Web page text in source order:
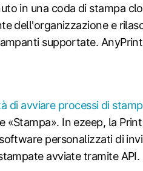
in una coda di stampa
dell'organizzazione e
supportate.
di avviare processi di
«Stampa». In ezeep, la
personalizzati di
avviate tramite API.